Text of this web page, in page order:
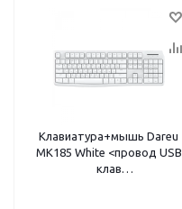
Клавиатура+мышь Dareu
MK185 White <провод USB
клав